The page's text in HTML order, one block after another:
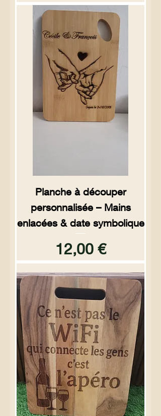
Planche à découper
personnalisée – Mains
enlacées & date symbolique
Prix
12,00 €